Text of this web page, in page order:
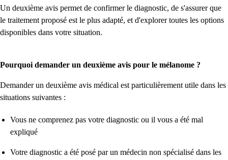
Un deuxième avis permet de confirmer le diagnostic, de s'assurer que
le traitement proposé est le plus adapté, et d'explorer toutes les options
disponibles dans votre situation.
Pourquoi demander un deuxième avis pour le mélanome ?
Demander un deuxième avis médical est particulièrement utile dans les
situations suivantes :
Vous ne comprenez pas votre diagnostic ou il vous a été mal
expliqué
Votre diagnostic a été posé par un médecin non spécialisé dans les